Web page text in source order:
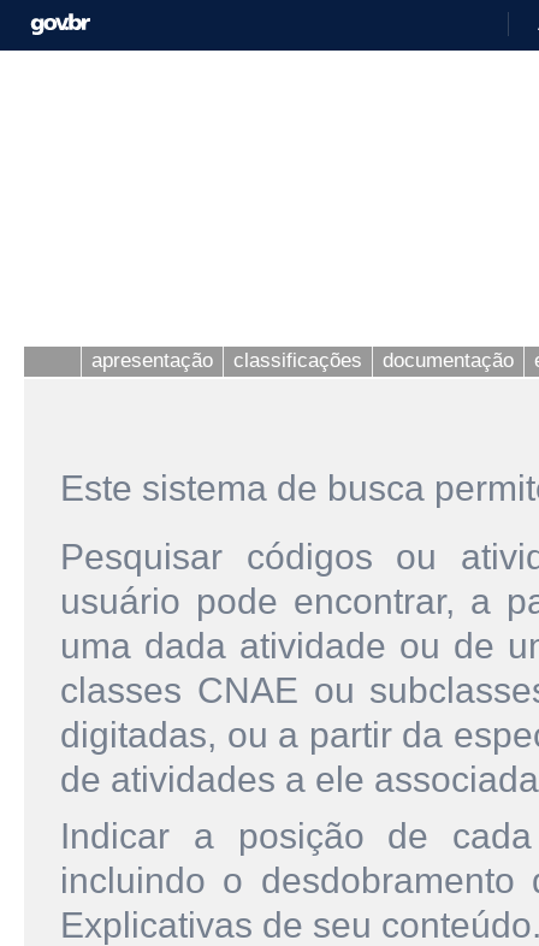
apresentação classificações documentação
Este sistema de busca
Pesquisar códigos ou
usuário pode encontrar, a
uma dada atividade ou de
classes CNAE ou
digitadas, ou a partir da
de atividades a ele
Indicar a posição de
incluindo o
Explicativas de seu